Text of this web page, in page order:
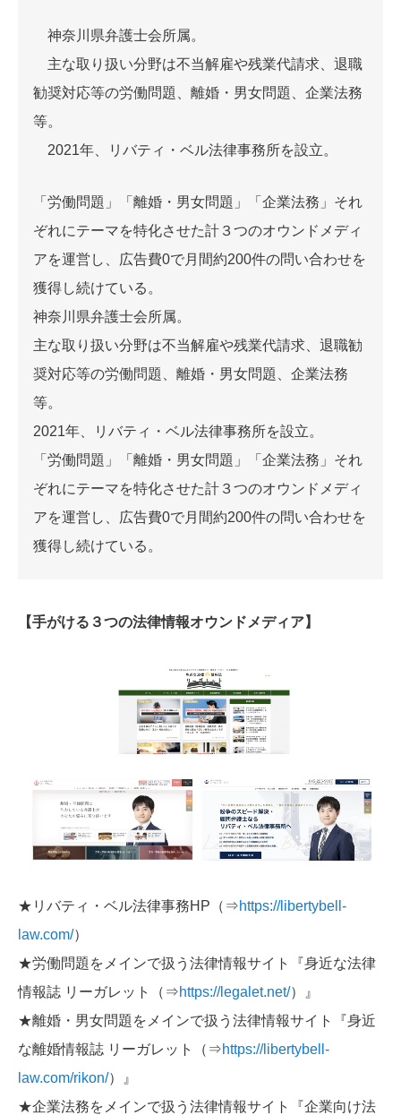
神奈川県弁護士会所属。
主な取り扱い分野は不当解雇や残業代請求、退職
勧奨対応等の労働問題、離婚・男女問題、企業法務
等。
2021年、リバティ・ベル法律事務所を設立。
「労働問題」「離婚・男女問題」「企業法務」それ
ぞれにテーマを特化させた計３つのオウンドメディ
アを運営し、広告費0で月間約200件の問い合わせを
獲得し続けている。
神奈川県弁護士会所属。
主な取り扱い分野は不当解雇や残業代請求、退職勧
奨対応等の労働問題、離婚・男女問題、企業法務
等。
2021年、リバティ・ベル法律事務所を設立。
「労働問題」「離婚・男女問題」「企業法務」それ
ぞれにテーマを特化させた計３つのオウンドメディ
アを運営し、広告費0で月間約200件の問い合わせを
獲得し続けている。
【手がける３つの法律情報オウンドメディア】
★リバティ・ベル法律事務HP（⇒https://libertybell-
law.com/）
★労働問題をメインで扱う法律情報サイト『身近な法律
情報誌 リーガレット（⇒https://legalet.net/）』
★離婚・男女問題をメインで扱う法律情報サイト『身近
な離婚情報誌 リーガレット（⇒https://libertybell-
law.com/rikon/）』
★企業法務をメインで扱う法律情報サイト『企業向け法